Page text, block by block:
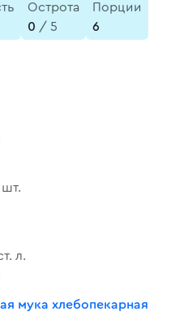
Острота
0 / 5
Порции
6
л.
мука хлебопекарная